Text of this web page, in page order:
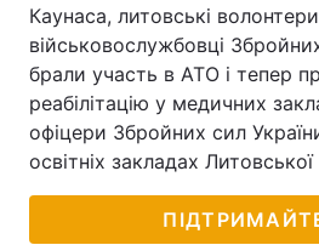
Тема оформлення
Каунаса, литовські
військовослужбовці
брали участь в АТО і тепер
реабілітацію у медичних
офіцери Збройних сил
освітніх закладах